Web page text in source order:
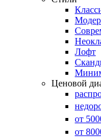
Лофт
Ценовой
от
от